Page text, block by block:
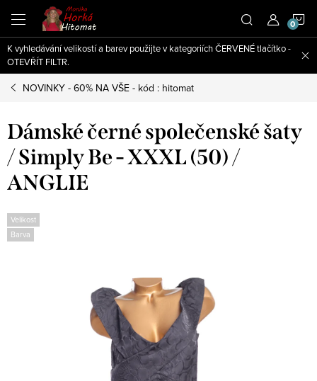
obsah
K vyhledávání velikostí a barev použijte v kategoriích ČERVENÉ tlačítko -
OTEVŘÍT FILTR.
NOVINKY - 60% NA VŠE - kód : hitomat
Dámské černé společenské šaty
/ Simply Be - XXXL (50) /
ANGLIE
Velikost
Barva